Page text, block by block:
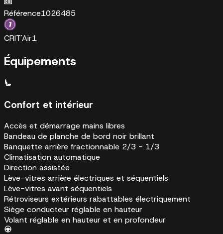
Référence1026485
CRIT'Air1
Équipements
Confort et intérieur
Accès et démarrage mains libres
Bandeau de planche de bord noir brillant
Banquette arrière fractionnable 2/3 - 1/3
Climatisation automatique
Direction assistée
Lève-vitres arrière électriques et séquentiels
Lève-vitres avant séquentiels
Rétroviseurs extérieurs rabattables électriquement
Siège conducteur réglable en hauteur
Volant réglable en hauteur et en profondeur